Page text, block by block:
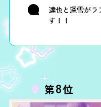
達也と深雪が
す！！
第8位